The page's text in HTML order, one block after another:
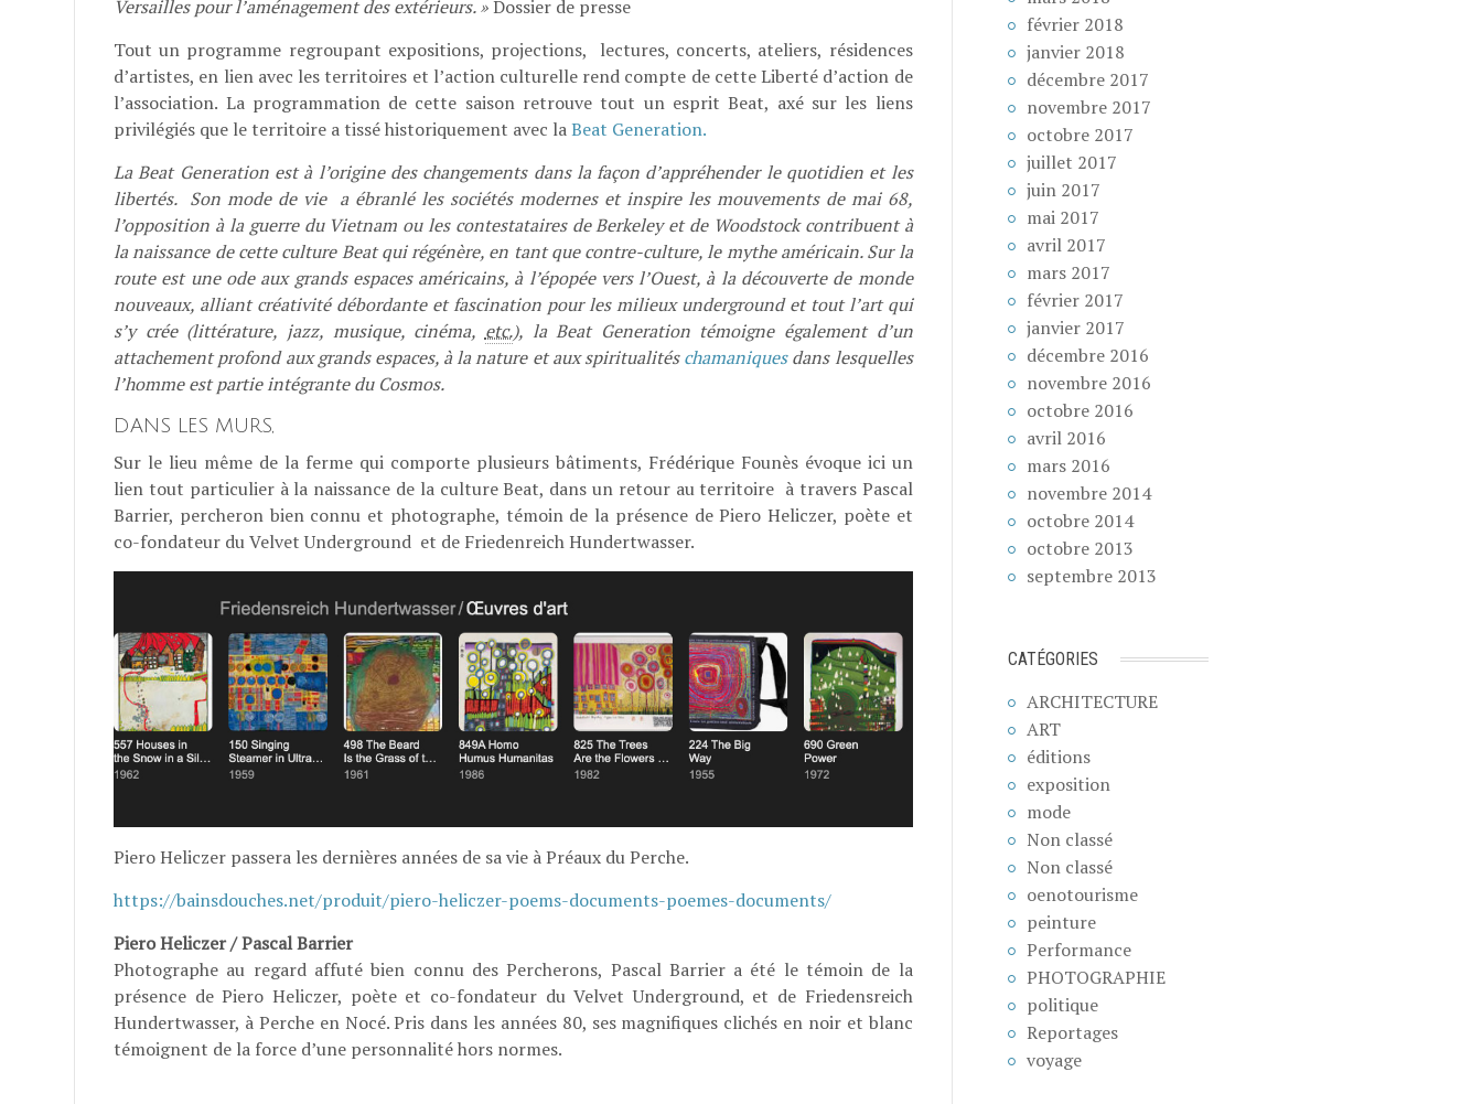
Versailles pour l’aménagement des extérieurs. »Dossier de presse
Tout un programme regroupant expositions, projections, lectures, concerts, ateliers, résidences
d’artistes, en lien avec les territoires et l’action culturelle rend compte de cette Liberté d’action de
l’association. La programmation de cette saison retrouve tout un esprit Beat, axé sur les liens
privilégiés que le territoire a tissé historiquement avec laBeat Generation.
La Beat Generation est à l’origine des changements dans la façon d’appréhender le quotidien et les
libertés. Son mode de vie a ébranlé les sociétés modernes et inspire les mouvements de mai 68,
l’opposition à la guerre du Vietnam ou les contestataires de Berkeley et de Woodstock contribuent à
la naissance de cette culture Beat qui régénère, en tant que contre-culture, le mythe américain. Sur la
route est une ode aux grands espaces américains, à l’épopée vers l’Ouest, à la découverte de monde
nouveaux, alliant créativité débordante et fascination pour les milieux underground et tout l’art qui
s’y crée (littérature, jazz, musique, cinéma, etc.), la Beat Generation témoigne également d’un
attachement profond aux grands espaces, à la nature et aux spiritualitéschamaniquesdans lesquelles
l’homme est partie intégrante du Cosmos.
DANS LES MURS,
Sur le lieu même de la ferme qui comporte plusieurs bâtiments, Frédérique Founès évoque ici un
lien tout particulier à la naissance de la culture Beat, dans un retour au territoire à travers Pascal
Barrier, percheron bien connu et photographe, témoin de la présence de Piero Heliczer, poète et
co-fondateur du Velvet Underground et de Friedenreich Hundertwasser.
Piero Heliczer passera les dernières années de sa vie à Préaux du Perche.
https://bainsdouches.net/produit/piero-heliczer-poems-documents-poemes-documents/
Piero Heliczer / Pascal Barrier
Photographe au regard affuté bien connu des Percherons, Pascal Barrier a été le témoin de la
présence de Piero Heliczer, poète et co-fondateur du Velvet Underground, et de Friedensreich
Hundertwasser, à Perche en Nocé. Pris dans les années 80, ses magnifiques clichés en noir et blanc
témoignent de la force d’une personnalité hors normes.
février 2018
janvier 2018
décembre 2017
novembre 2017
octobre 2017
juillet 2017
juin 2017
mai 2017
avril 2017
mars 2017
février 2017
janvier 2017
décembre 2016
novembre 2016
octobre 2016
avril 2016
mars 2016
novembre 2014
octobre 2014
octobre 2013
septembre 2013
CATÉGORIES
ARCHITECTURE
ART
éditions
exposition
mode
Non classé
Non classé
oenotourisme
peinture
Performance
PHOTOGRAPHIE
politique
Reportages
voyage